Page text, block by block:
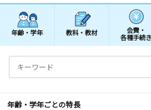
年齢・学年 教科・教材 会費・
各種手続き
年齢・学年ごとの特長